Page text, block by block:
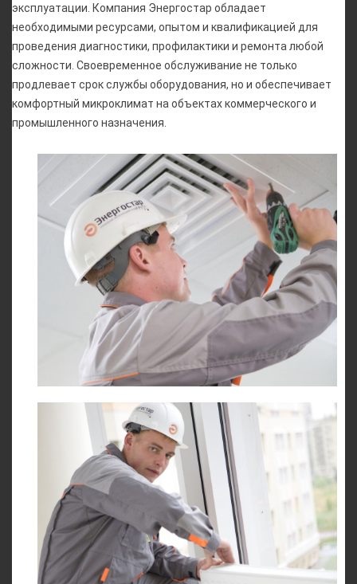
эксплуатации. Компания Энергостар обладает
необходимыми ресурсами, опытом и квалификацией для
проведения диагностики, профилактики и ремонта любой
сложности. Своевременное обслуживание не только
продлевает срок службы оборудования, но и обеспечивает
комфортный микроклимат на объектах коммерческого и
промышленного назначения.